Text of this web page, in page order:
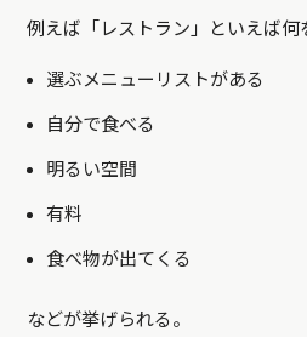
例えば「レストラン」といえば何
選ぶメニューリストがある
自分で食べる
明るい空間
有料
食べ物が出てくる
などが挙げられる。